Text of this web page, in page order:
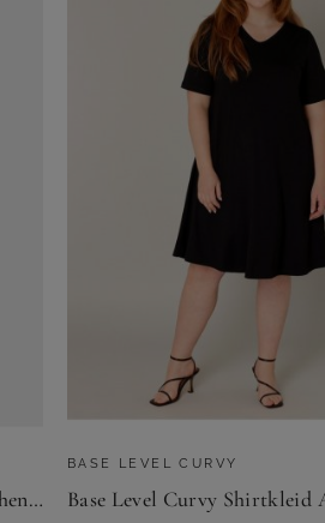
Jerseykleid mit Bindeband und Taschen - blau / grün / gemustert - Gr. 24 von Goldner Fashion
BASE LEVEL CURVY